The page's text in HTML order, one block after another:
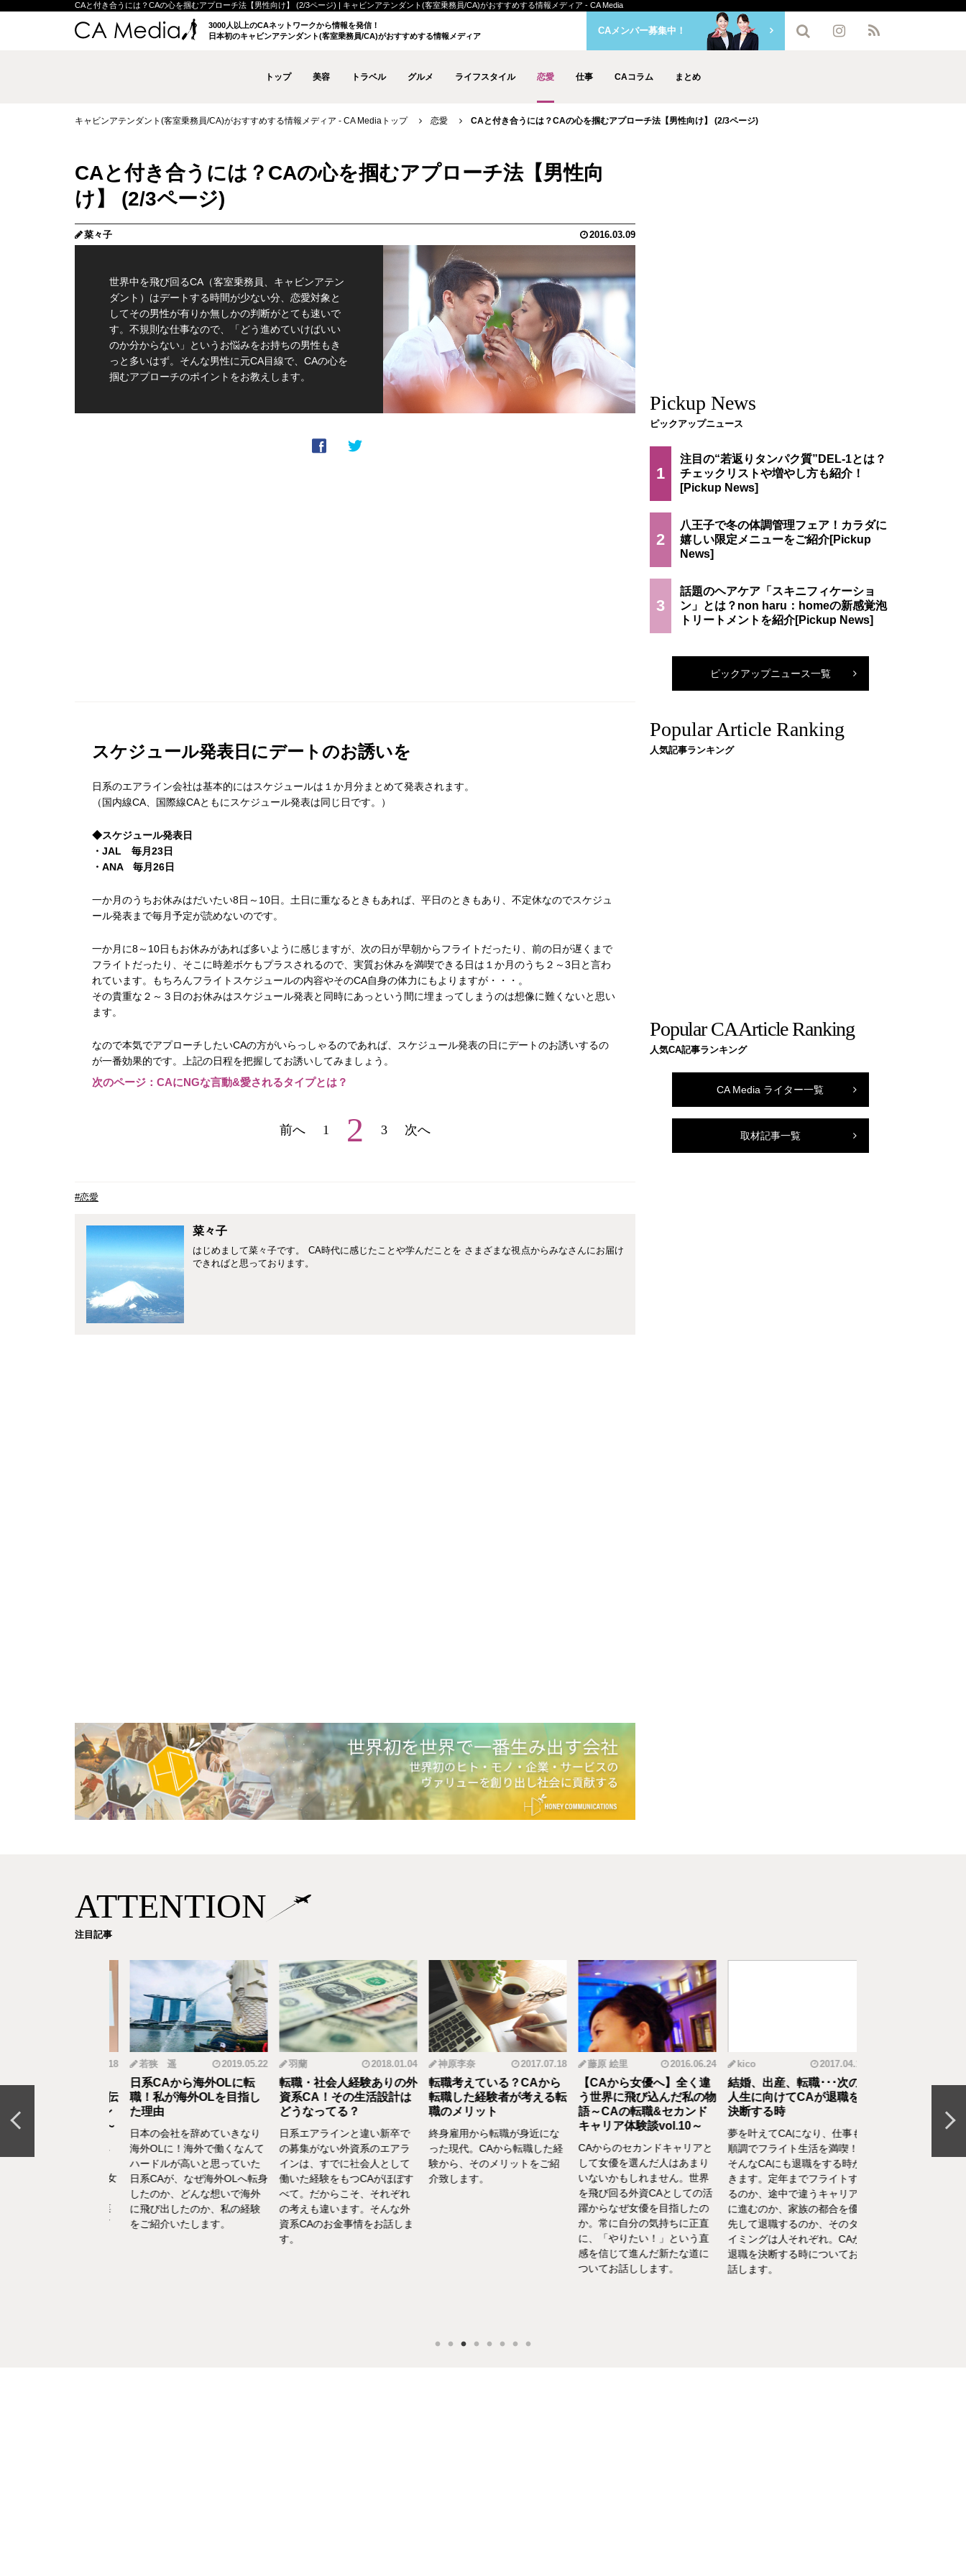
CAと付き合うには？CAの心を掴むアプローチ法【男性向け】 (2/3ページ) | キャビンアテンダント(客室乗務員/CA)がおすすめする情報メディア - CA Media
3000人以上のCAネットワークから情報を発信！
日本初のキャビンアテンダント(客室乗務員/CA)がおすすめする情報メディア
トップ 美容 トラベル グルメ ライフスタイル 恋愛 仕事 CAコラム まとめ
CAメンバー募集中！
キャビンアテンダント(客室乗務員/CA)がおすすめする情報メディア - CA Mediaトップ 恋愛 CAと付き合うには？CAの心を掴むアプローチ法【男性向け】 (2/3ページ)
CAと付き合うには？CAの心を掴むアプローチ法【男性向
け】 (2/3ページ)
菜々子 2016.03.09
世界中を飛び回るCA（客室乗務員、キャビンアテン
ダント）はデートする時間が少ない分、恋愛対象と
してその男性が有りか無しかの判断がとても速いで
す。不規則な仕事なので、「どう進めていけばいい
のか分からない」というお悩みをお持ちの男性もき
っと多いはず。そんな男性に元CA目線で、CAの心を
掴むアプローチのポイントをお教えします。
スケジュール発表日にデートのお誘いを
日系のエアライン会社は基本的にはスケジュールは１か月分まとめて発表されます。
（国内線CA、国際線CAともにスケジュール発表は同じ日です。）
◆スケジュール発表日
・JAL 毎月23日
・ANA 毎月26日
一か月のうちお休みはだいたい8日～10日。土日に重なるときもあれば、平日のときもあり、不定休なのでスケジュ
ール発表まで毎月予定が読めないのです。
一か月に8～10日もお休みがあれば多いように感じますが、次の日が早朝からフライトだったり、前の日が遅くまで
フライトだったり、そこに時差ボケもプラスされるので、実質お休みを満喫できる日は１か月のうち２～3日と言わ
れています。もちろんフライトスケジュールの内容やそのCA自身の体力にもよりますが・・・。
その貴重な２～３日のお休みはスケジュール発表と同時にあっという間に埋まってしまうのは想像に難くないと思い
ます。
なので本気でアプローチしたいCAの方がいらっしゃるのであれば、スケジュール発表の日にデートのお誘いするの
が一番効果的です。上記の日程を把握してお誘いしてみましょう。
次のページ：CAにNGな言動&愛されるタイプとは？
前へ 1 2 3 次へ
#恋愛
菜々子
はじめまして菜々子です。 CA時代に感じたことや学んだことを さまざまな視点からみなさんにお届け
できればと思っております。
Pickup News
ピックアップニュース
1
注目の“若返りタンパク質”DEL-1とは？
チェックリストや増やし方も紹介！
2
八王子で冬の体調管理フェア！カラダに
嬉しい限定メニューをご紹介
3
話題のヘアケア「スキニフィケーショ
ン」とは？non haru：homeの新感覚泡
トリートメントを紹介
ピックアップニュース一覧
Popular Article Ranking
人気記事ランキング
Popular CA Article Ranking
人気CA記事ランキング
CA Media ライター一覧
取材記事一覧
ATTENTION
注目記事
ら野菜ソムリエ
の転職＆セカン
ア体験談vol.13～
若狭 遥 2019.05.22
日系CAから海外OLに転
職！私が海外OLを目指し
た理由
日本の会社を辞めていきなり
海外OLに！海外で働くなんて
ハードルが高いと思っていた
日系CAが、なぜ海外OLへ転身
したのか、どんな想いで海外
に飛び出したのか、私の経験
をご紹介いたします。
羽蘭 2018.01.04
転職・社会人経験ありの外
資系CA！その生活設計は
どうなってる？
日系エアラインと違い新卒で
の募集がない外資系のエアラ
インは、すでに社会人として
働いた経験をもつCAがほぼす
べて。だからこそ、それぞれ
の考えも違います。そんな外
資系CAのお金事情をお話しま
す。
神原李奈 2017.07.18
転職考えている？CAから
転職した経験者が考える転
職のメリット
終身雇用から転職が身近にな
った現代。CAから転職した経
験から、そのメリットをご紹
介致します。
藤原 絵里 2016.06.24
【CAから女優へ】全く違
う世界に飛び込んだ私の物
語～CAの転職&セカンド
キャリア体験談vol.10～
CAからのセカンドキャリアと
して女優を選んだ人はあまり
いないかもしれません。世界
を飛び回る外資CAとしての活
躍からなぜ女優を目指したの
か。常に自分の気持ちに正直
に、「やりたい！」という直
感を信じて進んだ新たな道に
ついてお話しします。
kico 2017.04.14
結婚、出産、転職･･･次の
人生に向けてCAが退職を
決断する時
夢を叶えてCAになり、仕事も
順調でフライト生活を満喫！
そんなCAにも退職をする時が
きます。定年までフライトす
るのか、途中で違うキャリア
に進むのか、家族の都合を優
先して退職するのか、そのタ
イミングは人それぞれ。CAが
退職を決断する時についてお
話します。
元CAの育児論！離
間を持ちたいをCA